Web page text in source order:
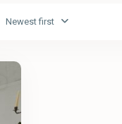
Newest first